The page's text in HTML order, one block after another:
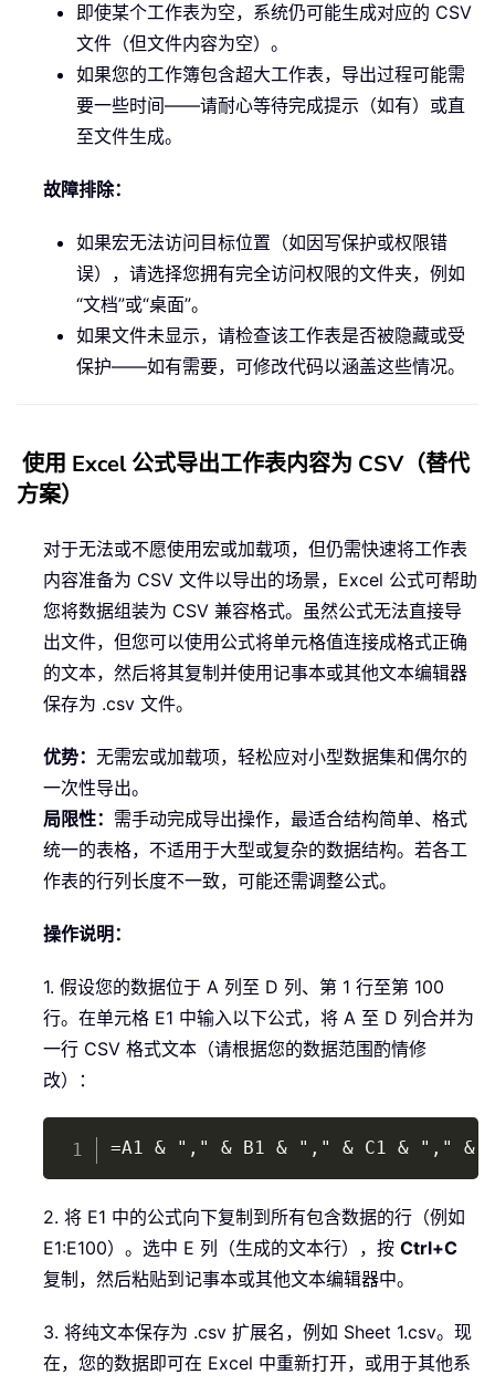
即使某个工作表为空，系统仍可能生成对应的 CSV
文件（但文件内容为空）。
如果您的工作簿包含超大工作表，导出过程可能需
要一些时间——请耐心等待完成提示（如有）或直
至文件生成。
故障排除：
如果宏无法访问目标位置（如因写保护或权限错
误），请选择您拥有完全访问权限的文件夹，例如
“文档”或“桌面”。
如果文件未显示，请检查该工作表是否被隐藏或受
保护——如有需要，可修改代码以涵盖这些情况。
使用 Excel 公式导出工作表内容为 CSV（替代
方案）
对于无法或不愿使用宏或加载项，但仍需快速将工作表
内容准备为 CSV 文件以导出的场景，Excel 公式可帮助
您将数据组装为 CSV 兼容格式。虽然公式无法直接导
出文件，但您可以使用公式将单元格值连接成格式正确
的文本，然后将其复制并使用记事本或其他文本编辑器
保存为 .csv 文件。
优势： 无需宏或加载项，轻松应对小型数据集和偶尔的
一次性导出。
局限性： 需手动完成导出操作，最适合结构简单、格式
统一的表格，不适用于大型或复杂的数据结构。若各工
作表的行列长度不一致，可能还需调整公式。
操作说明：
1. 假设您的数据位于 A 列至 D 列、第 1 行至第 100
行。在单元格 E1 中输入以下公式，将 A 至 D 列合并为
一行 CSV 格式文本（请根据您的数据范围酌情修
改）：
=A1 & "," & B1 & "," & C1 & "," &
Copy
2. 将 E1 中的公式向下复制到所有包含数据的行（例如
E1:E100）。选中 E 列（生成的文本行），按 Ctrl+C
复制，然后粘贴到记事本或其他文本编辑器中。
3. 将纯文本保存为 .csv 扩展名，例如 Sheet 1.csv。现
在，您的数据即可在 Excel 中重新打开，或用于其他系